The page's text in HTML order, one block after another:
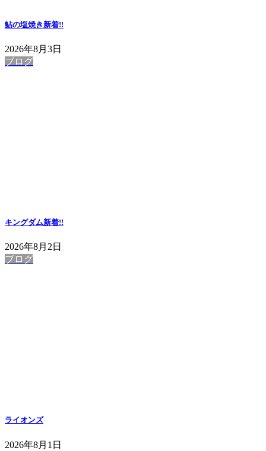
鮎の塩焼き新着!!
2026年8月3日
ブログ
キングダム新着!!
2026年8月2日
ブログ
ライオンズ
2026年8月1日